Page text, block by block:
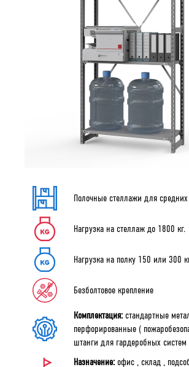
200 300
4 5 6
Перфорированная
800 1800
Тип покрытия
Металлическая Перфорированная
Тип сборки
Перфорированная
Очистить фильтр
Полочные стеллажи для средних
Нагрузка на стеллаж до 1800 кг.
Нагрузка на полку 150 или 300
Безболтовое крепление
Комплектация: стандартные
перфорированные (
штанги для гардеробных систем
Назначение: офис , склад ,